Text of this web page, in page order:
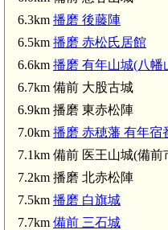
6.3km 播磨 後藤陣
6.5km 播磨 赤松氏居館
6.6km 播磨 有年山城(八幡
6.7km 備前 大股古城
6.9km 播磨 東赤松陣
7.0km 播磨 赤穂藩 有年宿
7.1km 備前 医王山城(備前
7.2km 播磨 北赤松陣
7.5km 播磨 白旗城
7.7km 備前 三石城